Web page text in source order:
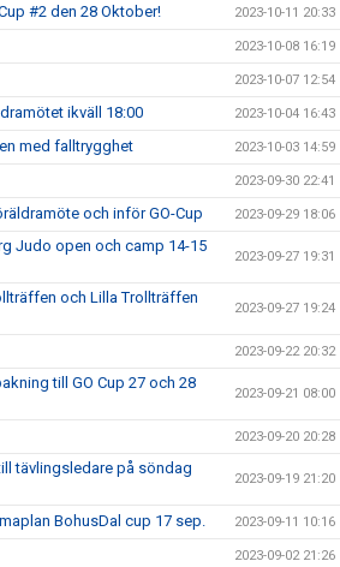
#2 den 28 Oktober! 2023-10-11 20:33
2023-10-08 16:19
2023-10-07 12:54
ikväll 18:00 2023-10-04 16:43
med falltrygghet 2023-10-03 14:59
2023-09-30 22:41
och inför GO-Cup 2023-09-29 18:06
Judo open och camp 14-15
2023-09-27 19:31
och Lilla Trollträffen
2023-09-27 19:24
2023-09-22 20:32
till GO Cup 27 och 28
2023-09-21 08:00
2023-09-20 20:28
tävlingsledare på söndag
2023-09-19 21:20
BohusDal cup 17 sep. 2023-09-11 10:16
2023-09-02 21:26